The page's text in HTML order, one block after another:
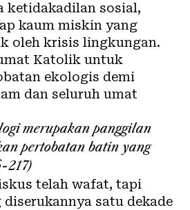
ketidakadilan sosial,
kaum miskin yang
oleh krisis lingkungan.
Katolik untuk
ekologis demi
dan seluruh umat
merupakan panggilan
pertobatan batin yang
217)
telah wafat, tapi
diserukannya satu dekade